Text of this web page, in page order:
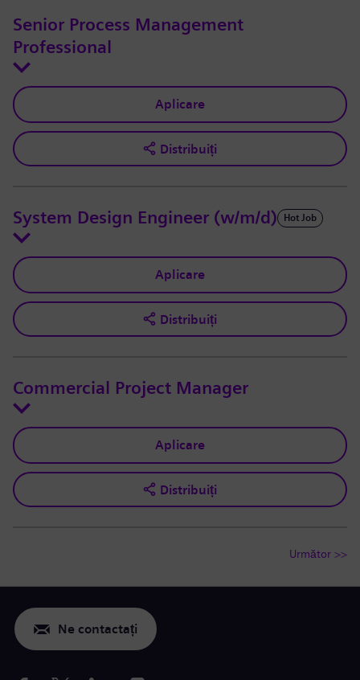
Senior Process Management
Professional
Aplicare
Distribuiți
System Design Engineer (w/m/d) Hot Job
Aplicare
Distribuiți
Commercial Project Manager
Aplicare
Distribuiți
Următor >>
Ne contactați